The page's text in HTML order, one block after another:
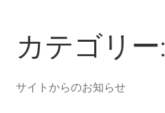
カテゴリー:
サイトからのお知らせ